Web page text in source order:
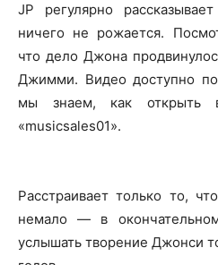
JP регулярно
ничего не рожается.
что дело Джона
Джимми. Видео доступно
мы знаем, как открыть
«musicsales01».
Расстраивает только то,
немало — в
услышать творение Джонси